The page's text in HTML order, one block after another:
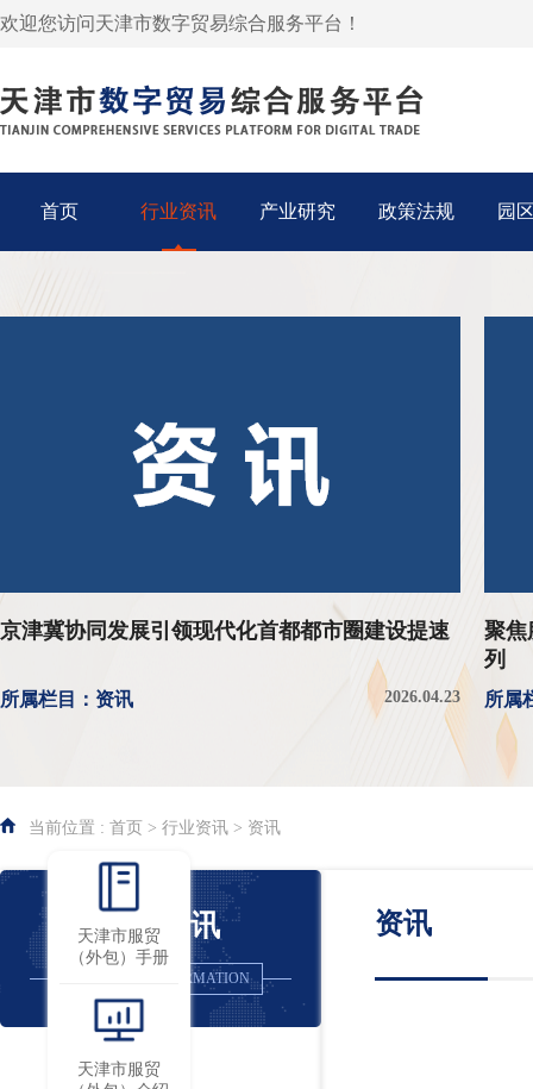
欢迎您访问天津市数字贸易综合服务平台！
首页 行业资讯 产业研究 政策法规 园
京津冀协同发展引领现代化首都都市圈建设提速
所属栏目：资讯 2026.04.23
聚焦
列
所属
当前位置 : 首页 > 行业资讯 > 资讯
行业资讯
INDUSTRY INFORMATION
资讯
天津市服贸
（外包）手册
天津市服贸